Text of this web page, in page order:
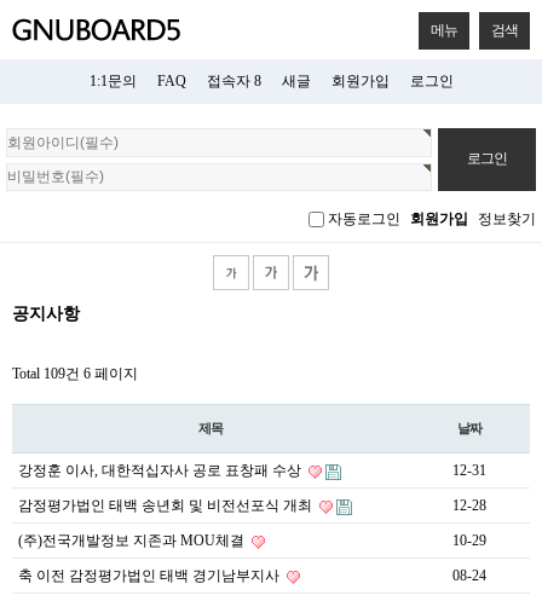
메뉴 검색
1:1문의 FAQ 접속자 8 새글 회원가입 로그인
회
원
로
자동로그인 회원가입 정보찾기
공지사항
Total 109건 6 페이지
제목 날짜
강정훈 이사, 대한적십자사 공로 표창패 수상 12-31
감정평가법인 태백 송년회 및 비전선포식 개최 12-28
(주)전국개발정보 지존과 MOU체결 10-29
축 이전 감정평가법인 태백 경기남부지사 08-24